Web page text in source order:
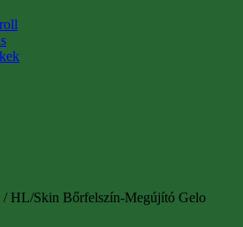
/ HL/Skin Bőrfelszín-Megújító Gelo